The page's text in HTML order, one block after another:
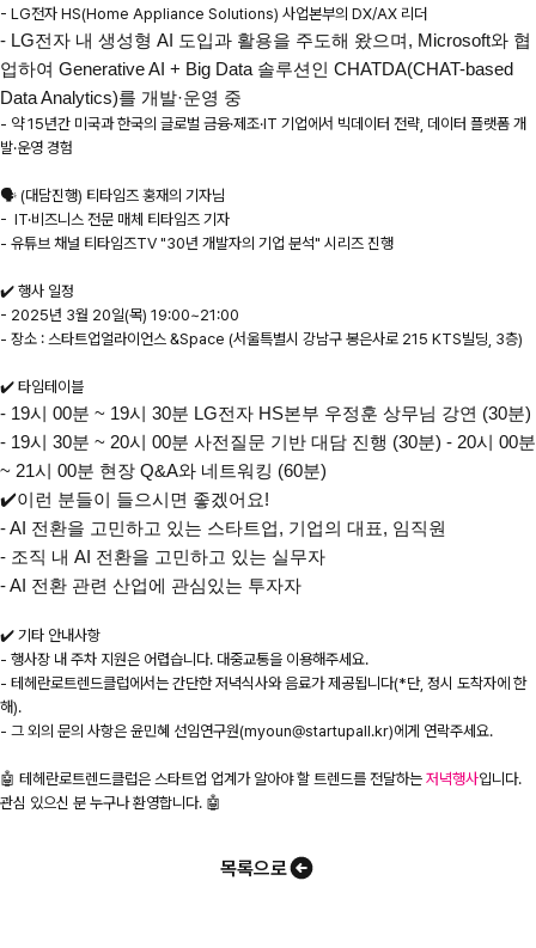
- LG전자 HS(Home Appliance Solutions) 사업본부의 DX/AX 리더
- LG전자 내 생성형 AI 도입과 활용을 주도해 왔으며, Microsoft와 협
업하여 Generative AI + Big Data 솔루션인 CHATDA(CHAT-based
Data Analytics)를 개발·운영 중
- 약 15년간 미국과 한국의 글로벌 금융·제조·IT 기업에서 빅데이터 전략, 데이터 플랫폼 개
발·운영 경험
🗣️ (대담진행) 티타임즈 홍재의 기자님
- IT·비즈니스 전문 매체 티타임즈 기자
- 유튜브 채널 티타임즈TV "30년 개발자의 기업 분석" 시리즈 진행
✔️ 행사 일정
- 2025년 3월 20일(목) 19:00~21:00
- 장소 : 스타트업얼라이언스 &Space (서울특별시 강남구 봉은사로 215 KTS빌딩, 3층)
✔️ 타임테이블
- 19시 00분 ~ 19시 30분 LG전자 HS본부 우정훈 상무님 강연 (30분)
- 19시 30분 ~ 20시 00분 사전질문 기반 대담 진행 (30분) - 20시 00분
~ 21시 00분 현장 Q&A와 네트워킹 (60분)
✔️이런 분들이 들으시면 좋겠어요!
- AI 전환을 고민하고 있는 스타트업, 기업의 대표, 임직원
- 조직 내 AI 전환을 고민하고 있는 실무자
- AI 전환 관련 산업에 관심있는 투자자
✔️ 기타 안내사항
- 행사장 내 주차 지원은 어렵습니다. 대중교통을 이용해주세요.
- 테헤란로트렌드클럽에서는 간단한 저녁식사와 음료가 제공됩니다(*단, 정시 도착자에 한
해).
- 그 외의 문의 사항은 윤민혜 선임연구원(myoun@startupall.kr)에게 연락주세요.
🤖 테헤란로트렌드클럽은 스타트업 업계가 알아야 할 트렌드를 전달하는 저녁행사입니다.
관심 있으신 분 누구나 환영합니다. 🤖
목록으로